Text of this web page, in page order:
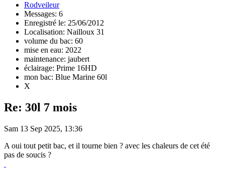
Rodveileur
Messages: 6
Enregistré le: 25/06/2012
Localisation: Nailloux 31
volume du bac: 60
mise en eau: 2022
maintenance: jaubert
éclairage: Prime 16HD
mon bac: Blue Marine 60l
X
Re: 30l 7 mois
Sam 13 Sep 2025, 13:36
A oui tout petit bac, et il tourne bien ? avec les chaleurs de cet été
pas de soucis ?